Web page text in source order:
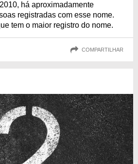
há aproximadamente
registradas com esse nome.
tem o maior registro do nome.
COMPARTILHAR